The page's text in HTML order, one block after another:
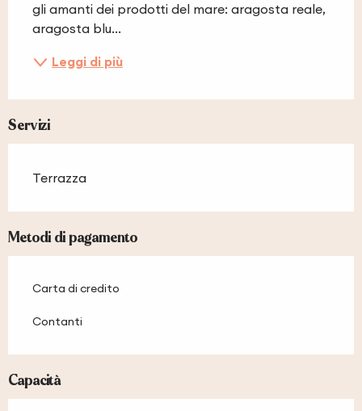
gli amanti dei prodotti del mare: aragosta reale,
aragosta blu...
Leggi di più
Servizi
Terrazza
Metodi di pagamento
Carta di credito
Contanti
Capacità